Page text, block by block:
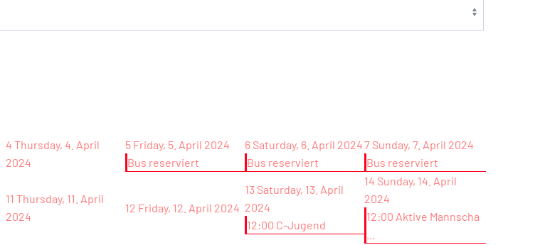
4 Thursday, 4. April
2024
5 Friday, 5. April 2024
Bus reserviert
6 Saturday, 6. April 2024
Bus reserviert
7 Sunday, 7. April 2024
Bus reserviert
11 Thursday, 11. April
2024
12 Friday, 12. April 2024
13 Saturday, 13. April
2024
12:00 C-Jugend
14 Sunday, 14. April
2024
12:00 Aktive Mannscha